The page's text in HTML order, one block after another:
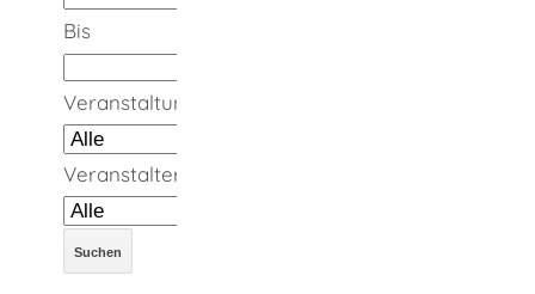
Bis
Veranstaltungsort
Veranstalter